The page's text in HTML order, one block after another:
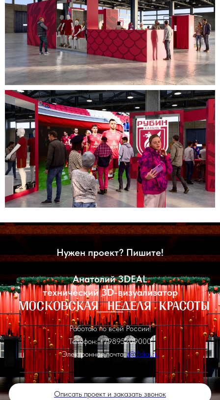
Нужен проект? Пишите!
Анатолий 3DEAL
технический 3D-визуализатор
Работаю по всей России!
Телефон: +79895209000
Электронная почта:i@3dial.ru
Описать проект и заказать звонок